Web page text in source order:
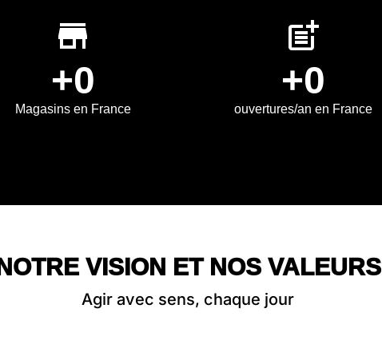
store
+0
Magasins en France
post_add
+0
ouvertures/an en France
NOTRE VISION ET NOS VALEURS
Agir avec sens, chaque jour